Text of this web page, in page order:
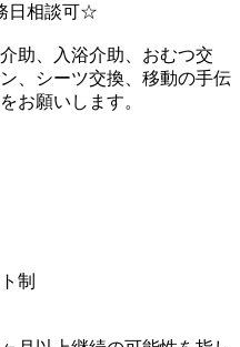
日相談可☆
助、入浴介助、おむつ交
、シーツ交換、移動の手伝
お願いします。
制